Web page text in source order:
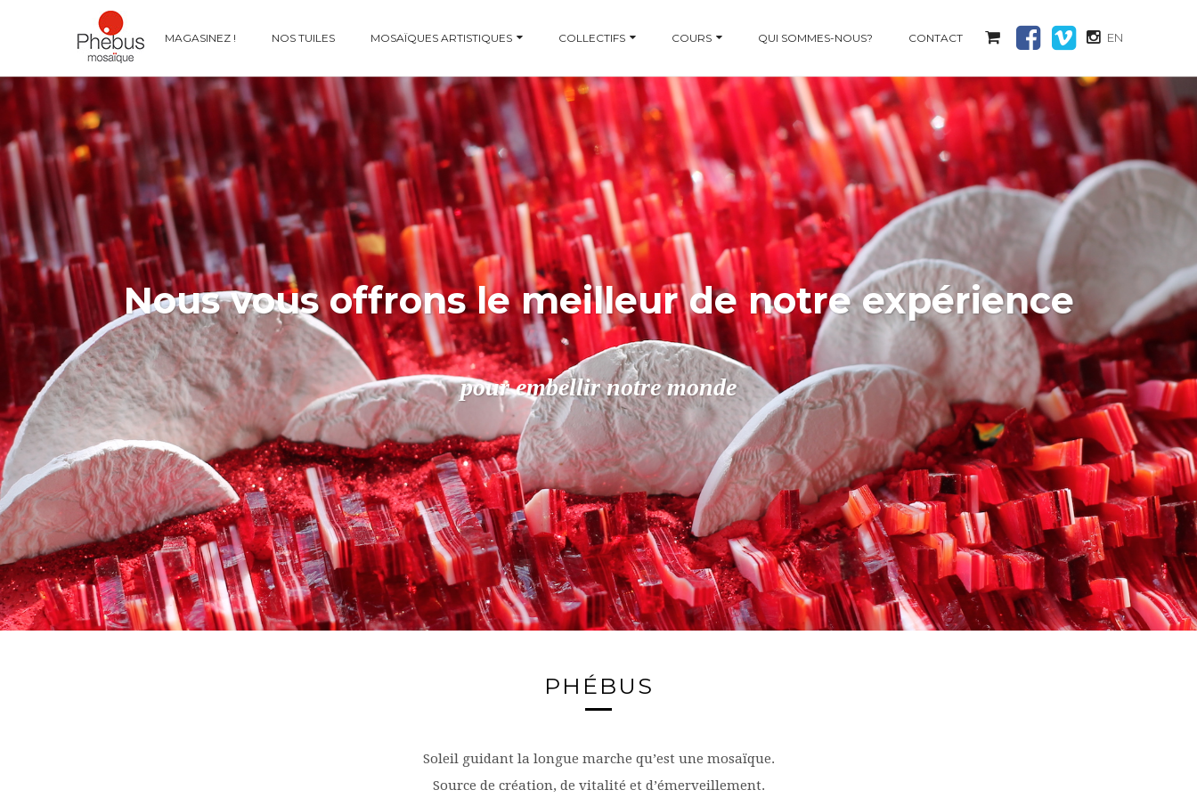
MAGASINEZ ! NOS TUILES MOSAÏQUES ARTISTIQUES COLLECTIFS COURS QUI SOMMES-NOUS? CONTACT EN
Nous vous offrons le meilleur de notre expérience
pour embellir notre monde
PHÉBUS
Soleil guidant la longue marche qu’est une mosaïque.
Source de création, de vitalité et d’émerveillement.